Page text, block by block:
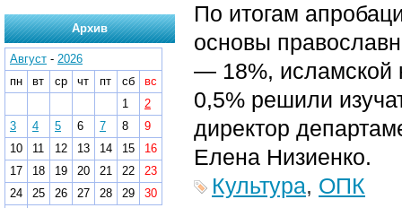
По итогам
основы
— 18%, исламской
0,5% решили
директор
Елена Низиенко.
Культура, ОПК
Архив
Август - 2026
пн
вт ср чт пт сб
вс
1
2
3
4 5 6 7 8
9
10
11 12 13 14 15
16
17
18 19 20 21 22
23
24
25 26 27 28 29
30